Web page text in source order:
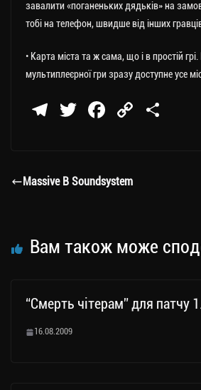
завалити «поганеньких дядьків» на
тобі на телефон, швидше від інших
• Карта міста та ж сама, що і в простій
мультиплеєрної гри зразу доступне усе
Te
a
T
er
Fa
ok
C
Massive B Soundsystem
Вам також може
“Смерть чітерам” для патчу
16.08.2009